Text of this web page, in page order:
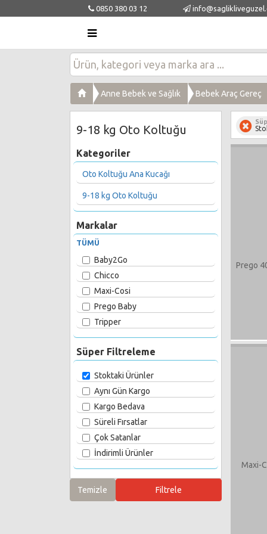
0850 380 03 12
Anne Bebek ve Sağlık Bebek Araç Gereç
9-18 kg Oto Koltuğu
Kategoriler
Oto Koltuğu Ana Kucağı
9-18 kg Oto Koltuğu
Markalar
TÜMÜ
Baby2Go
Chicco
Maxi-Cosi
Prego Baby
Tripper
Süper Filtreleme
Stoktaki Ürünler
Aynı Gün Kargo
Kargo Bedava
Süreli Fırsatlar
Çok Satanlar
İndirimli Ürünler
Prego
Maxi-